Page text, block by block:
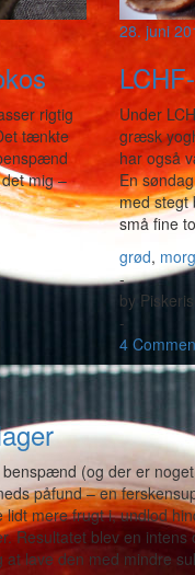
rigtig
tænkte
mig –
28. juni
Under
græsk
har også
En
med stegt
små fine
grød,
-
by
-
4
(og der er
påfund – en
lidt mere frugt i, undlod
Resultatet blev en
lave den med mindre